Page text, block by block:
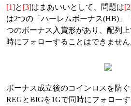
[1]と [3]はまあいいとして、問題は
は2つの「ハーレムボーナス(HB)」
つのボーナス入賞形があり、配列
時にフォローすることはできません
ボーナス成立後のコインロスを防
REGとBIGを1Gで同時にフォロー